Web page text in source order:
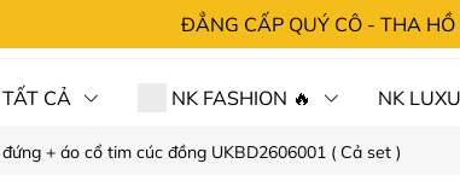
ĐẲNG CẤP QUÝ CÔ - THA
TẤT CẢ NK FASHION 🔥 NK
+ áo cổ tim cúc đồng UKBD2606001 ( Cả set )